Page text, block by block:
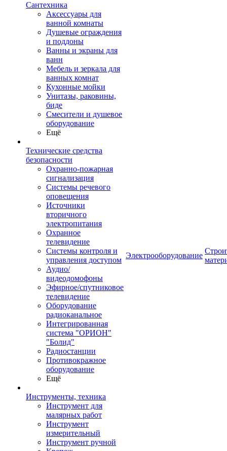
Сантехника
Аксессуары для
ванной комнаты
Душевые ограждения
и поддоны
Ванны и экраны для
ванн
Мебель и зеркала для
ванных комнат
Кухонные мойки
Унитазы, раковины,
биде
Смесители и душевое
оборудование
Ещё
Технические средства
безопасности
Охранно-пожарная
сигнализация
Системы речевого
оповещения
Источники
вторичного
электропитания
Охранное
телевидение
Системы контроля и
управления доступом
Аудио/
видеодомофоны
Эфирное/спутниковое
телевидение
Оборудование
радиоканальное
Интегрированная
система "ОРИОН"
"Болид"
Радиостанции
Противокражное
оборудование
Ещё
Инструменты, техника
Инструмент для
малярных работ
Инструмент
измерительный
Инструмент ручной
Электрооборудование